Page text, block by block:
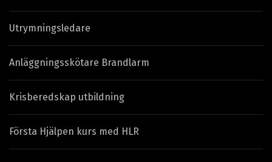
Utrymningsledare
Anläggningsskötare Brandlarm
Krisberedskap utbildning
Första Hjälpen kurs med HLR